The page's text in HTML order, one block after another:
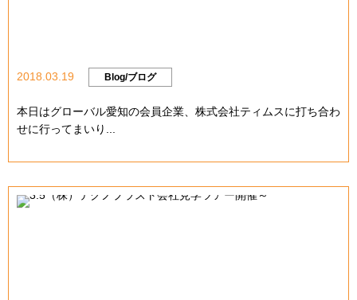
2018.03.19 Blog/ブログ
本日はグローバル愛知の会員企業、株式会社ティムスに打ち合わ
せに行ってまいり...